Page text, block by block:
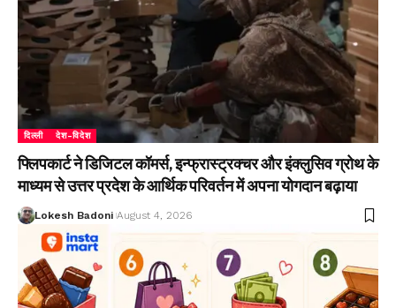
दिल्ली देश-विदेश
फ्लिपकार्ट ने डिजिटल कॉमर्स, इन्फ्रास्ट्रक्चर और इंक्लुसिव ग्रोथ के
माध्यम से उत्तर प्रदेश के आर्थिक परिवर्तन में अपना योगदान बढ़ाया
Lokesh Badoni August 4, 2026